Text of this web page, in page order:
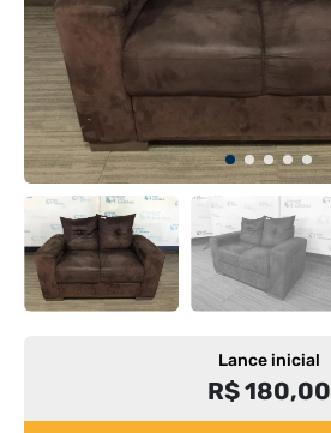
Lance inicial
R$ 180,00